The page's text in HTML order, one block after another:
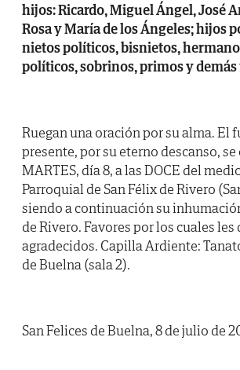
hijos: Ricardo, Miguel Ángel, José
Rosa y María de los Ángeles; hijos
nietos políticos, bisnietos,
políticos, sobrinos, primos y
Ruegan una oración por su alma. El
presente, por su eterno descanso, se
MARTES, día 8, a las DOCE del
Parroquial de San Félix de Rivero
siendo a continuación su
de Rivero. Favores por los cuales
agradecidos. Capilla Ardiente:
de Buelna (sala 2).
San Felices de Buelna, 8 de julio de